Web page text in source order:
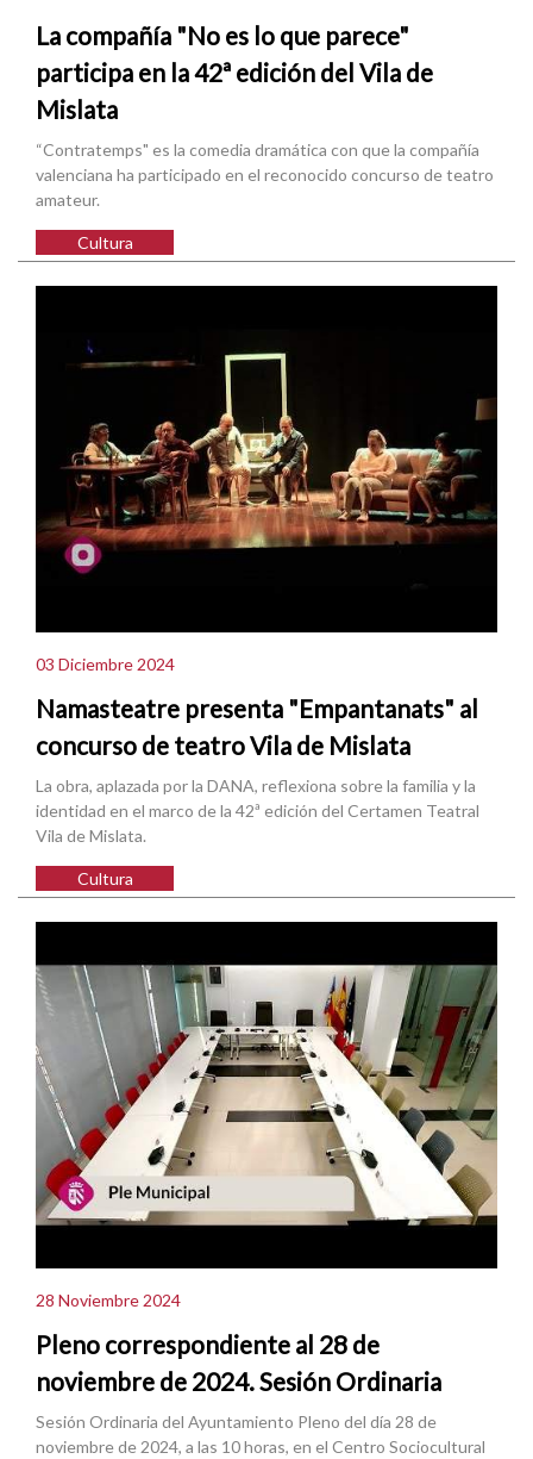
La compañía "No es lo que parece"
participa en la 42ª edición del Vila de
Mislata
“Contratemps" es la comedia dramática con que la compañía
valenciana ha participado en el reconocido concurso de teatro
amateur.
Cultura
03 Diciembre 2024
Namasteatre presenta "Empantanats" al
concurso de teatro Vila de Mislata
La obra, aplazada por la DANA, reflexiona sobre la familia y la
identidad en el marco de la 42ª edición del Certamen Teatral
Vila de Mislata.
Cultura
28 Noviembre 2024
Pleno correspondiente al 28 de
noviembre de 2024. Sesión Ordinaria
Sesión Ordinaria del Ayuntamiento Pleno del día 28 de
noviembre de 2024, a las 10 horas, en el Centro Sociocultural